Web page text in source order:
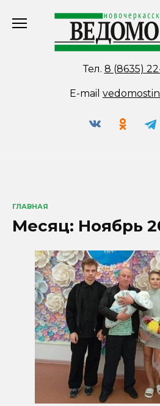
Тел. 8 (8635)
E-mail
ГЛАВНАЯ
Месяц: Ноябрь